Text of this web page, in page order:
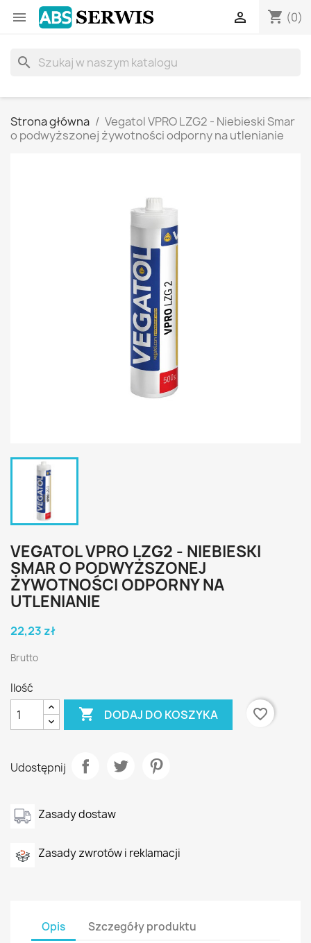
 shopping_cart (0)

search
Strona główna
Vegatol VPRO LZG2 - Niebieski Smar
o podwyższonej żywotności odporny na utlenianie
VEGATOL VPRO LZG2 - NIEBIESKI
SMAR O PODWYŻSZONEJ
ŻYWOTNOŚCI ODPORNY NA
UTLENIANIE
22,23 zł
Brutto
Ilość
 DODAJ DO KOSZYKA favorite_border
Udostępnij
Zasady dostaw
Zasady zwrotów i reklamacji
Opis Szczegóły produktu